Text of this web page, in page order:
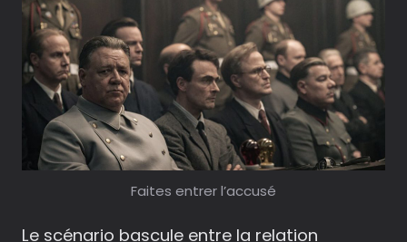
Faites entrer l’accusé
Le scénario bascule entre la relation